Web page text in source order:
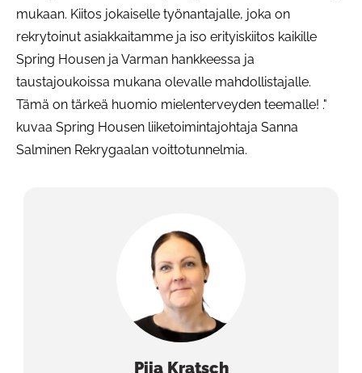
mukaan. Kiitos jokaiselle työnantajalle, joka on
rekrytoinut asiakkaitamme ja iso erityiskiitos kaikille
Spring Housen ja Varman hankkeessa ja
taustajoukoissa mukana olevalle mahdollistajalle.
Tämä on tärkeä huomio mielenterveyden teemalle! ."
kuvaa Spring Housen liiketoimintajohtaja Sanna
Salminen Rekrygaalan voittotunnelmia.
Piia Kratsch